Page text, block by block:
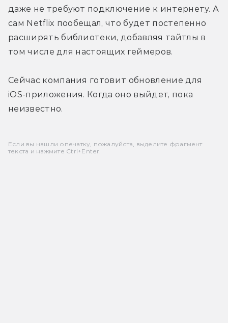
даже не требуют подключение к интернету. А
сам Netflix пообещал, что будет постепенно
расширять библиотеки, добавляя тайтлы в
том числе для настоящих геймеров.
Сейчас компания готовит обновление для
iOS-приложения. Когда оно выйдет, пока
неизвестно.
Если вы нашли опечатку, пожалуйста, выделите фрагмент
текста и нажмите Ctrl+Enter.